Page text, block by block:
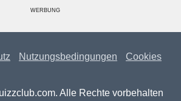
WERBUNG
Nutzungsbedingungen
Cookies
Alle Rechte vorbehalten